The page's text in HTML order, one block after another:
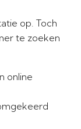
op. Toch
te zoeken
online